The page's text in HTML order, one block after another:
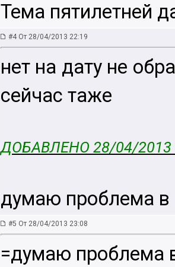
Тема пятилетней
#4 От 28/04/2013 22:19
нет на дату не
сейчас таже
ДОБАВЛЕНО 28/04/2013
думаю проблема в
#5 От 28/04/2013 23:08
=думаю проблема